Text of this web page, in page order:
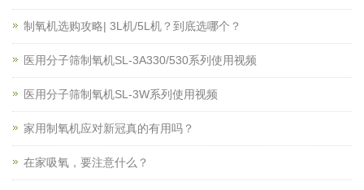
制氧机选购攻略| 3L机/5L机？到底选哪个？
医用分子筛制氧机SL-3A330/530系列使用视频
医用分子筛制氧机SL-3W系列使用视频
家用制氧机应对新冠真的有用吗？
在家吸氧，要注意什么？